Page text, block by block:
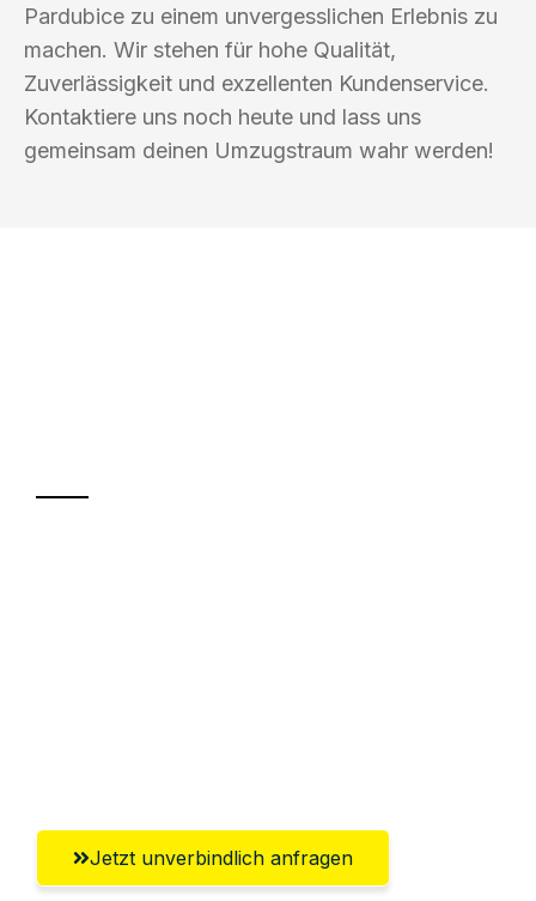
Pardubice zu einem unvergesslichen Erlebnis zu
machen. Wir stehen für hohe Qualität,
Zuverlässigkeit und exzellenten Kundenservice.
Kontaktiere uns noch heute und lass uns
gemeinsam deinen Umzugstraum wahr werden!
Jetzt unverbindlich anfragen